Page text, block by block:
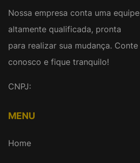
Nossa empresa conta uma equipe
altamente qualificada, pronta
para realizar sua mudança. Conte
conosco e fique tranquilo!
CNPJ:
MENU
Home